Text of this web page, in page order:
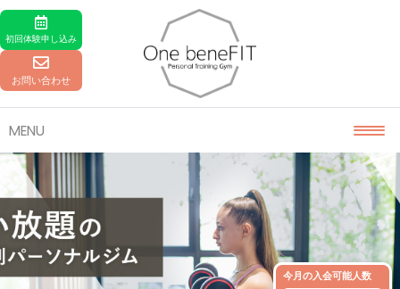
Skip to content
初回体験申し込み
お問い合わせ
MENU
今月の入会可能人数